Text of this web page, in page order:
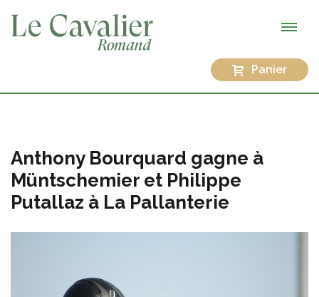
Panier
Anthony Bourquard gagne à
Müntschemier et Philippe
Putallaz à La Pallanterie